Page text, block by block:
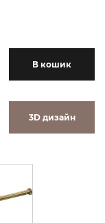
В кошик
3D дизайн